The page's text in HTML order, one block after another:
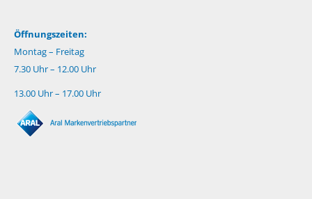
Öffnungszeiten:
Montag – Freitag
7.30 Uhr – 12.00 Uhr
13.00 Uhr – 17.00 Uhr